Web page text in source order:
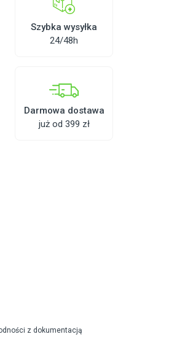
Szybka wysyłka
24/48h
Darmowa dostawa
już od 399 zł
z dokumentacją